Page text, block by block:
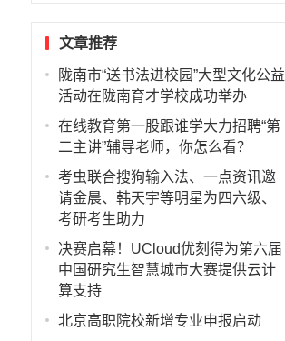
文章推荐
陇南市“送书法进校园”大型文化公益
活动在陇南育才学校成功举办
在线教育第一股跟谁学大力招聘“第
二主讲”辅导老师，你怎么看？
考虫联合搜狗输入法、一点资讯邀
请金晨、韩天宇等明星为四六级、
考研考生助力
决赛启幕！UCloud优刻得为第六届
中国研究生智慧城市大赛提供云计
算支持
北京高职院校新增专业申报启动